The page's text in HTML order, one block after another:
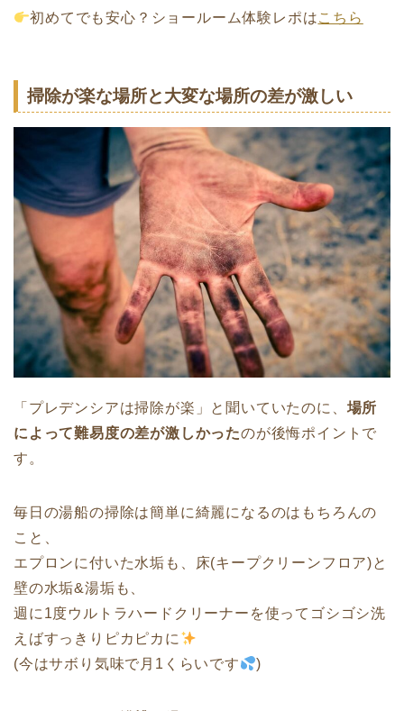
初めてでも安心？ショールーム体験レポはこちら
掃除が楽な場所と大変な場所の差が激しい
「プレデンシアは掃除が楽」と聞いていたのに、 場所
によって難易度の差が激しかったのが後悔ポイントで
す。
毎日の湯船の掃除は簡単に綺麗になるのはもちろんの
こと、
エプロンに付いた水垢も、床(キープクリーンフロア)と
壁の水垢&湯垢も、
週に1度ウルトラハードクリーナーを使ってゴシゴシ洗
えばすっきりピカピカに
(今はサボり気味で月1くらいです
)